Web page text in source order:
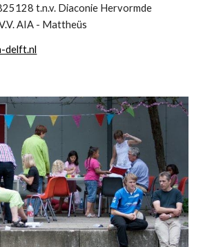
t.n.v. Diaconie Hervormde
AIA - Mattheüs
delft.nl